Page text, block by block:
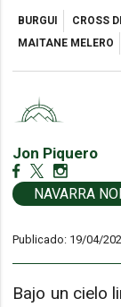
BURGUI CROSS
MAITANE MELERO
Jon Piquero
NAVARRA
Publicado: 19/04/
Bajo un cielo